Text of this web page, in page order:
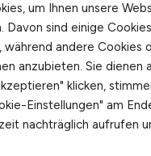
um Ihnen unsere
Davon sind einige
andere Cookies
anzubieten. Sie
klicken,
Einstellungen" am
nachträglich aufrufen